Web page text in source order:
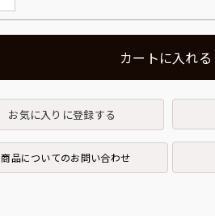
カートに入れる
お気に入りに登録する
商品についてのお問い合わせ